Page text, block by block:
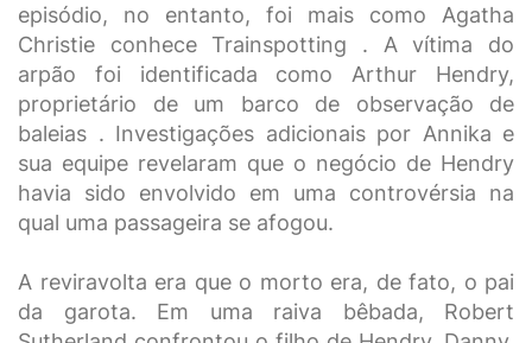
episódio, no entanto, foi mais como Agatha
Christie conhece Trainspotting . A vítima do
arpão foi identificada como Arthur Hendry,
proprietário de um barco de observação de
baleias . Investigações adicionais por Annika e
sua equipe revelaram que o negócio de Hendry
havia sido envolvido em uma controvérsia na
qual uma passageira se afogou.
A reviravolta era que o morto era, de fato, o pai
da garota. Em uma raiva bêbada, Robert